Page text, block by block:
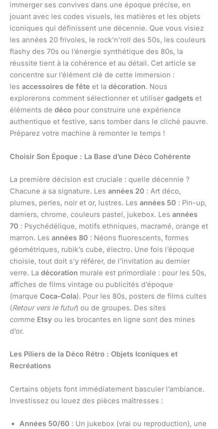
immerger ses convives dans une époque précise, en
jouant avec les codes visuels, les matières et les objets
iconiques qui définissent une décennie. Que vous visiez
les années 20 frivoles, le rock’n’roll des 50s, les couleurs
flashy des 70s ou l’énergie synthétique des 80s, la
réussite tient à la cohérence et au détail. Cet article se
concentre sur l’élément clé de cette immersion :
les accessoires de fête et la décoration. Nous
explorerons comment sélectionner et utiliser gadgets et
éléments de déco pour construire une expérience
authentique et festive, sans tomber dans le cliché pauvre.
Préparez votre machine à remonter le temps !
Choisir Son Époque : La Base d’une Déco Cohérente
La première décision est cruciale : quelle décennie ?
Chacune a sa signature. Les années 20 : Art déco,
plumes, perles, noir et or, lustres. Les années 50 : Pin-up,
damiers, chrome, couleurs pastel, jukebox. Les années
70 : Psychédélique, motifs ethniques, macramé, orange et
marron. Les années 80 : Néons fluorescents, formes
géométriques, rubik’s cube, électro. Une fois l’époque
choisie, tout doit s’y référer, de l’invitation au dernier
verre. La décoration murale est primordiale : pour les 50s,
affiches de films vintage ou publicités d’époque
(marque Coca-Cola). Pour les 80s, posters de films cultes
(Retour vers le futur) ou de groupes. Des sites
comme Etsy ou les brocantes en ligne sont des mines
d’or.
Les Piliers de la Déco Rétro : Objets Iconiques et
Recréations
Certains objets font immédiatement basculer l’ambiance.
Investissez ou louez des pièces maîtresses :
Années 50/60 : Un jukebox (vrai ou reproduction), une